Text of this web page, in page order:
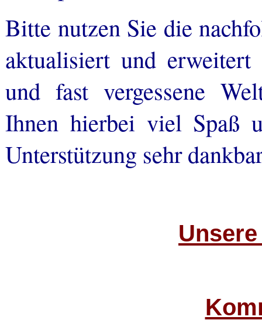
Bitte nutzen Sie die
aktualisiert und
und fast vergessene
Ihnen hierbei viel Spaß
Unterstützung sehr